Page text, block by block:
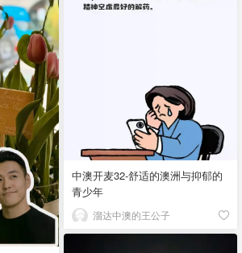
中澳开麦32-舒适的澳洲与抑郁的
青少年
溜达中澳的王公子